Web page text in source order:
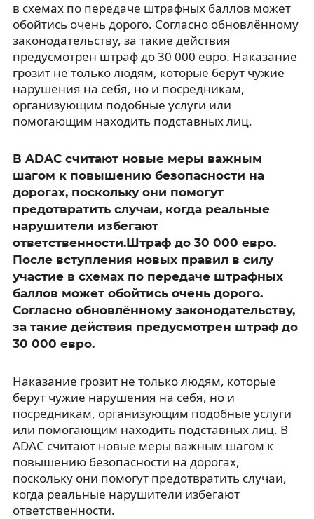
в схемах по передаче штрафных баллов может
обойтись очень дорого. Согласно обновлённому
законодательству, за такие действия
предусмотрен штраф до 30 000 евро. Наказание
грозит не только людям, которые берут чужие
нарушения на себя, но и посредникам,
организующим подобные услуги или
помогающим находить подставных лиц.
В ADAC считают новые меры важным
шагом к повышению безопасности на
дорогах, поскольку они помогут
предотвратить случаи, когда реальные
нарушители избегают
ответственности.Штраф до 30 000 евро.
После вступления новых правил в силу
участие в схемах по передаче штрафных
баллов может обойтись очень дорого.
Согласно обновлённому законодательству,
за такие действия предусмотрен штраф до
30 000 евро.
Наказание грозит не только людям, которые
берут чужие нарушения на себя, но и
посредникам, организующим подобные услуги
или помогающим находить подставных лиц. В
ADAC считают новые меры важным шагом к
повышению безопасности на дорогах,
поскольку они помогут предотвратить случаи,
когда реальные нарушители избегают
ответственности.